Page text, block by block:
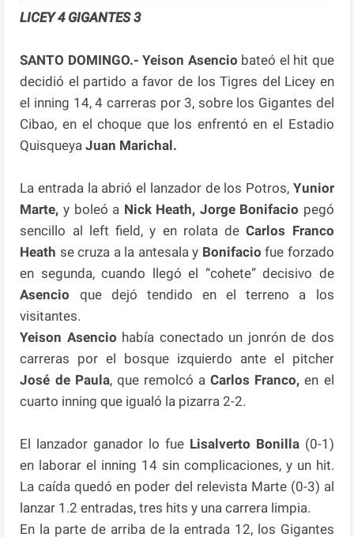
LICEY 4 GIGANTES 3
SANTO DOMINGO.- Yeison Asencio bateó el hit que
decidió el partido a favor de los Tigres del Licey en
el inning 14, 4 carreras por 3, sobre los Gigantes del
Cibao, en el choque que los enfrentó en el Estadio
QuisqueyaJuan Marichal.
La entrada la abrió el lanzador de los Potros, Yunior
Marte, y boleó a Nick Heath, Jorge Bonifacio pegó
sencillo al left field, y en rolata deCarlos Franco
Heath se cruza a la antesala y Bonifacio fue forzado
en segunda, cuando llegó el “cohete” decisivo de
Asencio que dejó tendido en el terreno a los
visitantes.
Yeison Asencio había conectado un jonrón de dos
carreras por el bosque izquierdo ante el pitcher
José de Paula, que remolcó aCarlos Franco, en el
cuarto inning que igualó la pizarra 2-2.
El lanzador ganador lo fue Lisalverto Bonilla (0-1)
en laborar el inning 14 sin complicaciones, y un hit.
La caída quedó en poder del relevista Marte (0-3) al
lanzar 1.2 entradas, tres hits y una carrera limpia.
En la parte de arriba de la entrada 12, los Gigantes